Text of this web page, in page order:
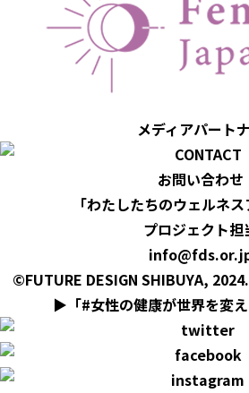
メディアパート
お問い合わせ
「わたしたちのウェルネス
プロジェクト担
©FUTURE DESIGN SHIBUYA,
▶︎「#女性の健康が世界を変